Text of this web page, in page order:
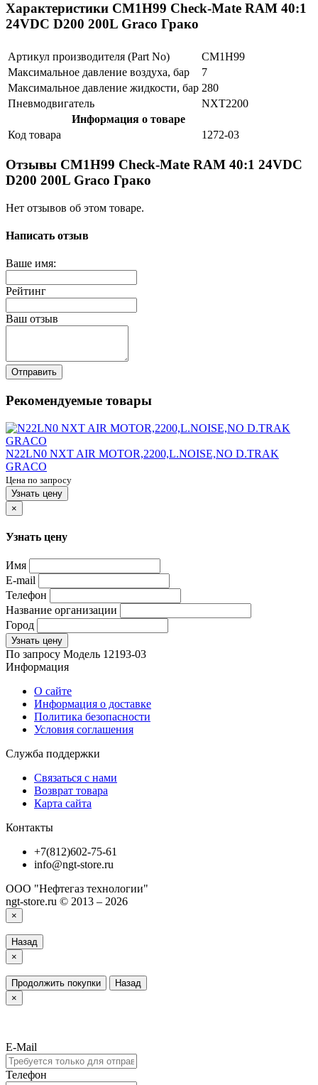
Характеристики CM1H99 Check-Mate RAM 40:1
24VDC D200 200L Graco Грако
Артикул производителя (Part No)
CM1H99
Максимальное давление воздуха, бар
7
Максимальное давление жидкости, бар 280
Пневмодвигатель
NXT2200
Информация о товаре
Код товара
1272-03
Отзывы CM1H99 Check-Mate RAM 40:1 24VDC
D200 200L Graco Грако
Нет отзывов об этом товаре.
Написать отзыв
Ваше имя:
Рейтинг
Ваш отзыв
Отправить
Рекомендуемые товары
N22LN0 NXT AIR MOTOR,2200,L.NOISE,NO D.TRAK
GRACO
Цена по запросу
Узнать цену
×
Узнать цену
Имя
E-mail
Телефон
Название организации
Город
Узнать цену
По запросу Модель 12193-03
Информация
О сайте
Информация о доставке
Политика безопасности
Условия соглашения
Служба поддержки
Связаться с нами
Возврат товара
Карта сайта
Контакты
+7(812)602-75-61
info@ngt-store.ru
ООО "Нефтегаз технологии"
ngt-store.ru © 2013 – 2026
×
Назад
×
Продолжить покупки
Назад
×
E-Mail
Телефон